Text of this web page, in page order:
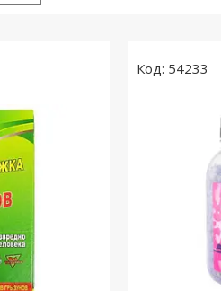
54233